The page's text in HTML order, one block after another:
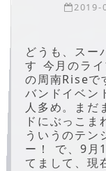
2019-
どうも、スー
す 今月のラ
の周南Riseで
バンドイベン
人多め。まだ
ドにぶっこま
ういうのテン
ー！ で、9月
てまして、現